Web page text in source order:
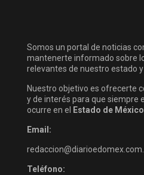
Somos un portal de noticias
mantenerte informado sobre
relevantes de nuestro estado y
Nuestro objetivo es ofrecerte
y de interés para que siempre
ocurre en el
Estado de México
Email:
Teléfono: